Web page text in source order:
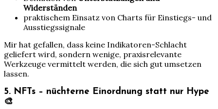
Widerständen
praktischem Einsatz von Charts für Einstiegs- und
Ausstiegssignale
Mir hat gefallen, dass keine Indikatoren-Schlacht
geliefert wird, sondern wenige, praxisrelevante
Werkzeuge vermittelt werden, die sich gut umsetzen
lassen.
5. NFTs – nüchterne Einordnung statt nur Hype
🎨